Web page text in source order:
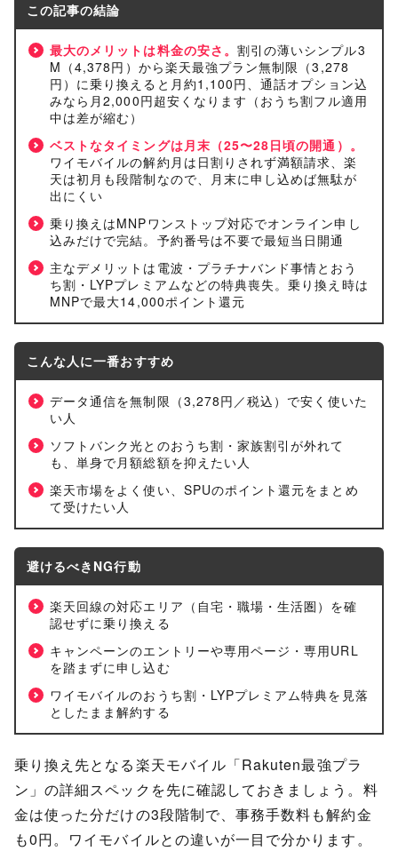
この記事の結論
最大のメリットは料金の安さ。 割引の薄いシンプル3
M（4,378円）から楽天最強プラン無制限（3,278
円）に乗り換えると月約1,100円、通話オプション込
みなら月2,000円超安くなります（おうち割フル適用
中は差が縮む）
ベストなタイミングは月末（25〜28日頃の開通）。
ワイモバイルの解約月は日割りされず満額請求、楽
天は初月も段階制なので、月末に申し込めば無駄が
出にくい
乗り換えはMNPワンストップ対応でオンライン申し
込みだけで完結。予約番号は不要で最短当日開通
主なデメリットは電波・プラチナバンド事情とおう
ち割・LYPプレミアムなどの特典喪失。乗り換え時は
MNPで最大14,000ポイント還元
こんな人に一番おすすめ
データ通信を無制限（3,278円／税込）で安く使いた
い人
ソフトバンク光とのおうち割・家族割引が外れて
も、単身で月額総額を抑えたい人
楽天市場をよく使い、SPUのポイント還元をまとめ
て受けたい人
避けるべきNG行動
楽天回線の対応エリア（自宅・職場・生活圏）を確
認せずに乗り換える
キャンペーンのエントリーや専用ページ・専用URL
を踏まずに申し込む
ワイモバイルのおうち割・LYPプレミアム特典を見落
としたまま解約する
乗り換え先となる楽天モバイル「Rakuten最強プラ
ン」の詳細スペックを先に確認しておきましょう。料
金は使った分だけの3段階制で、事務手数料も解約金
も0円。ワイモバイルとの違いが一目で分かります。